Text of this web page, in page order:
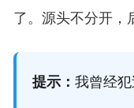
了。源头不分开，
提示： 我曾经